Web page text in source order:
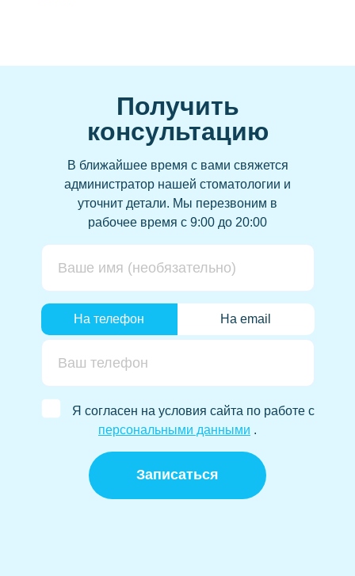
Удаление зуба мудрости
Лечение зубов
Элайнеры
Получить
консультацию
В ближайшее время с вами свяжется
администратор нашей стоматологии и
уточнит детали. Мы перезвоним в
рабочее время с 9:00 до 20:00
На телефон На email
Я согласен на условия сайта по работе с
персональными данными .
Записаться